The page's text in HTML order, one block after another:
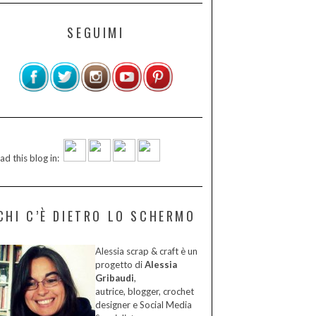
SEGUIMI
this blog in:
C’È DIETRO LO SCHERMO
Alessia scrap & craft è un
progetto diAlessia
Gribaudi,
autrice, blogger, crochet
designer e Social Media